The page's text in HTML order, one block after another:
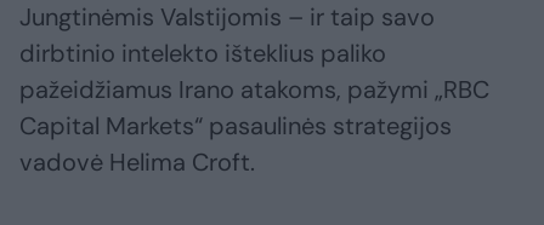
Jungtinėmis Valstijomis – ir taip savo
dirbtinio intelekto išteklius paliko
pažeidžiamus Irano atakoms, pažymi „RBC
Capital Markets“ pasaulinės strategijos
vadovė Helima Croft.